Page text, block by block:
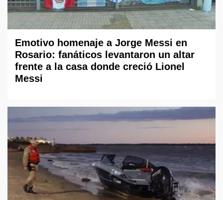
Emotivo homenaje a Jorge Messi en
Rosario: fanáticos levantaron un altar
frente a la casa donde creció Lionel
Messi